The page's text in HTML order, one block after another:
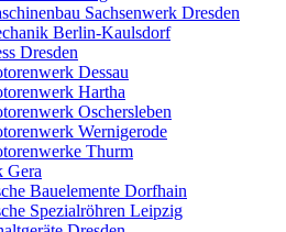
Sachsenwerk Dresden
Berlin-Kaulsdorf
Dresden
Dessau
Hartha
Oschersleben
Wernigerode
Thurm
Gera
Bauelemente Dorfhain
Spezialröhren Leipzig